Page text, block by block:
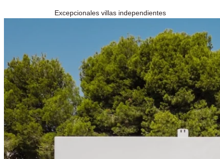
Excepcionales villas independientes